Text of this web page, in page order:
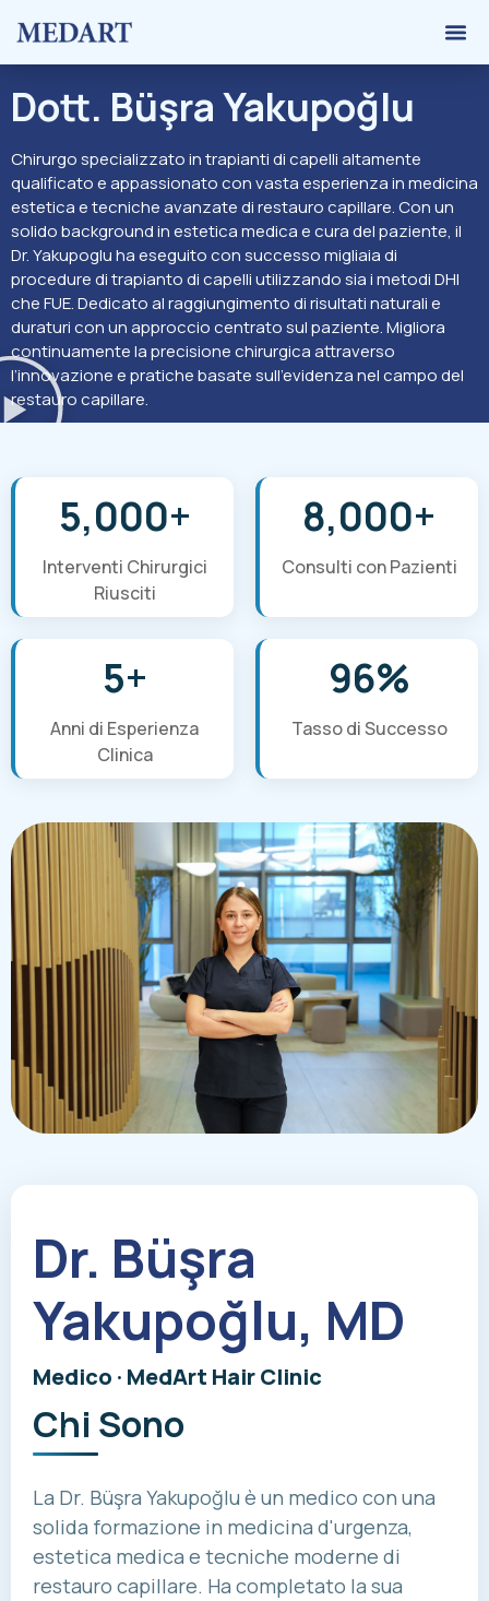
Dott. Büşra Yakupoğlu
Chirurgo specializzato in trapianti di capelli altamente
qualificato e appassionato con vasta esperienza in medicina
estetica e tecniche avanzate di restauro capillare. Con un
solido background in estetica medica e cura del paziente, il
Dr. Yakupoglu ha eseguito con successo migliaia di
procedure di trapianto di capelli utilizzando sia i metodi DHI
che FUE. Dedicato al raggiungimento di risultati naturali e
duraturi con un approccio centrato sul paziente. Migliora
continuamente la precisione chirurgica attraverso
l’innovazione e pratiche basate sull’evidenza nel campo del
restauro capillare.
5,000+
Interventi Chirurgici
Riusciti
8,000+
Consulti con Pazienti
5+
Anni di Esperienza
Clinica
96%
Tasso di Successo
Dr. Büşra
Yakupoğlu, MD
Medico · MedArt Hair Clinic
Chi Sono
La Dr. Büşra Yakupoğlu è un medico con una
solida formazione in medicina d'urgenza,
estetica medica e tecniche moderne di
restauro capillare. Ha completato la sua